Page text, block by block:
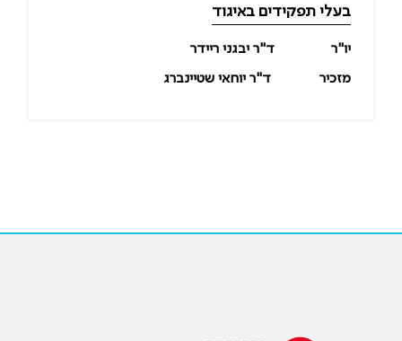
בעלי תפקידים באיגוד
יו"ר ד"ר יבגני ריידר
מזכיר ד"ר יוחאי שטיינברג